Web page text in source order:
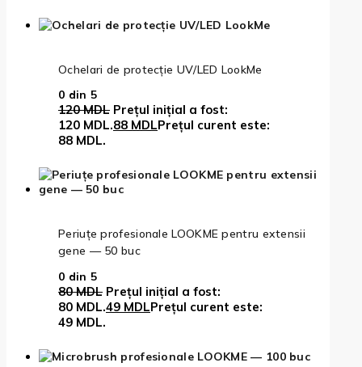
Ochelari de protecție UV/LED LookMe
0 din 5
120MDL Prețul inițial a fost:
120 MDL.88 MDLPrețul curent este:
88 MDL.
Periuțe profesionale LOOKME pentru extensii
gene — 50 buc
0 din 5
80MDL Prețul inițial a fost:
80 MDL.49 MDLPrețul curent este:
49 MDL.